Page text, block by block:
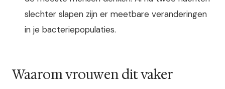
slechter slapen zijn er meetbare veranderingen
in je bacteriepopulaties.
Waarom vrouwen dit vaker